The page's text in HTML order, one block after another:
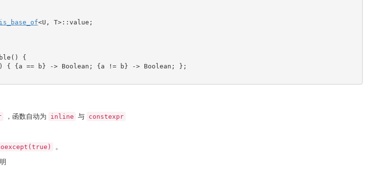
is_base_of<U, T>:: value ;
( )
{
) { {a == b} -> Boolean ; {a ! = b} -> Boolean ; } ;
，函数自动为 inline 与 constexpr
。